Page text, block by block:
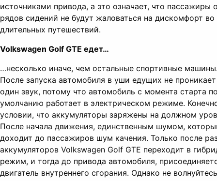
источниками привода, а это означает, что пассажиры
рядов сидений не будут жаловаться на дискомфорт
длительных путешествий.
Volkswagen Golf GTE едет…
…несколько иначе, чем остальные спортивные
После запуска автомобиля в уши едущих не
один звук, потому что автомобиль с момента старта
умолчанию работает в электрическом режиме.
условии, что аккумуляторы заряжены на должном
После начала движения, единственным шумом,
доходит до пассажиров шум качения. Только после
аккумуляторов Volkswagen Golf GTE переходит в
режим, и тогда до привода автомобиля,
двигатель внутреннего сгорания. Однако не